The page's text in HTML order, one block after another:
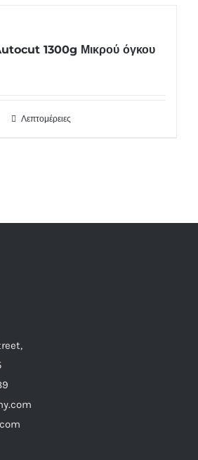
1300g Μικρού όγκου
Λεπτομέρειες